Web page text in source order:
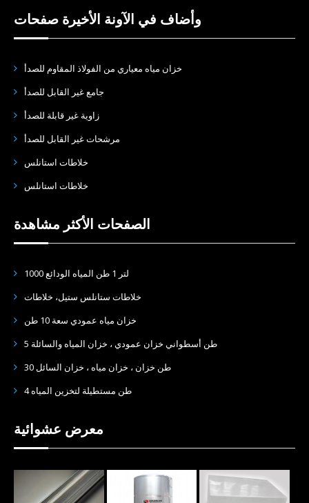
وأضاف في الآونة الأخيرة صفحات
خزان مياه معياري من الفولاذ المقاوم للصدأ
جامع غير القابل للصدأ
زاوية غير قابلة للصدأ
مرشحات غير القابل للصدأ
خلاطات استانلس
خلاطات استانلس
الصفحات الأكثر مشاهدة
1000 لتر 1 طن المياه الودائع
خلاطات ستانلس ستيل، خلاطات
خزان مياه عمودي سعة 10 طن
5 طن أسطواني خزان عمودي ، خزان المياه والسائلة
30 طن خزان ، خزان مياه ، خزان السائل
4 طن مستطيلة لتخزين المياه
معرض عشوائية